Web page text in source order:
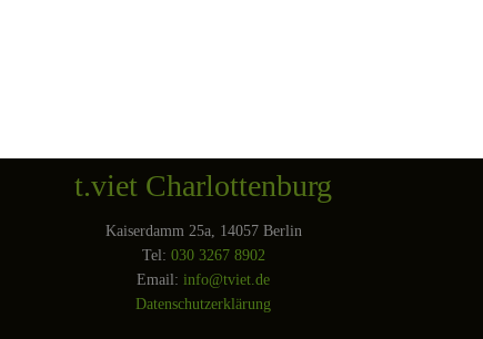
t.viet Charlottenburg
Kaiserdamm 25a, 14057 Berlin
Tel: 030 3267 8902
Email: info@tviet.de
Datenschutzerklärung